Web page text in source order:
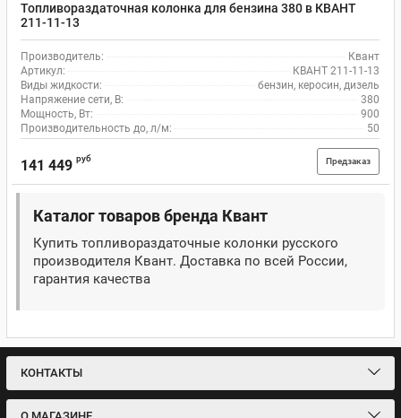
Топливораздаточная колонка для бензина 380 в КВАНТ
211-11-13
Производитель:
Квант
Артикул:
КВАНТ 211-11-13
Виды жидкости:
бензин, керосин, дизель
Напряжение сети, В:
380
Мощность, Вт:
900
Производительность до, л/м:
50
141 449 руб Предзаказ
Каталог товаров бренда Квант
Купить топливораздаточные колонки русского
производителя Квант. Доставка по всей России,
гарантия качества
КОНТАКТЫ